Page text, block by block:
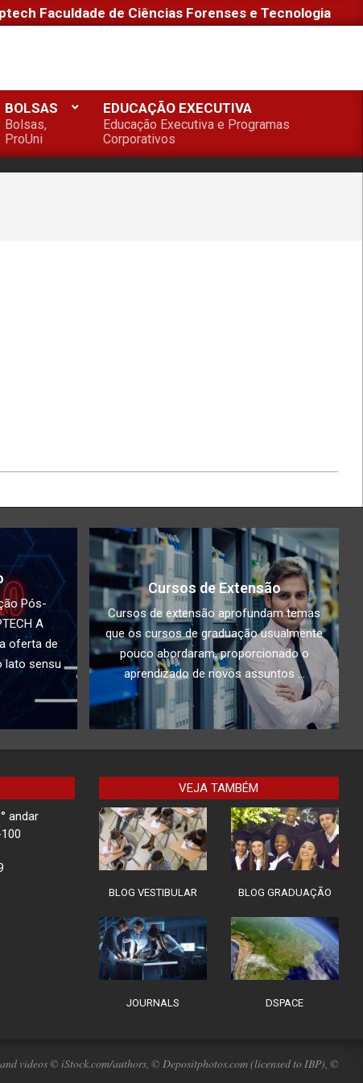
Faculdade de Ciências Forenses e Tecnologia
BOLSAS
Bolsas,
ProUni
EDUCAÇÃO EXECUTIVA
Educação Executiva e Programas
Corporativos
Pós-
A
oferta de
lato sensu
Cursos de Extensão
Cursos de extensão aprofundam temas
que os cursos de graduação usualmente
pouco abordaram, proporcionado o
aprendizado de novos assuntos ...
andar
VEJA TAMBÉM
BLOG VESTIBULAR BLOG GRADUAÇÃO
JOURNALS DSPACE
videos © iStock.com/authors, © Depositphotos.com (licensed to IBP), ©